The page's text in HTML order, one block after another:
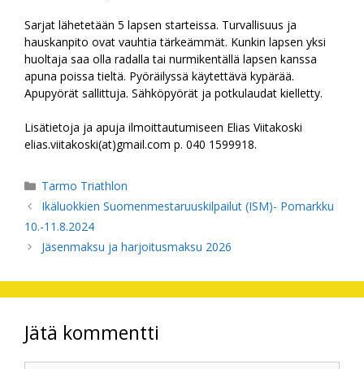
Sarjat lähetetään 5 lapsen starteissa. Turvallisuus ja
hauskanpito ovat vauhtia tärkeämmät. Kunkin lapsen yksi
huoltaja saa olla radalla tai nurmikentällä lapsen kanssa
apuna poissa tieltä. Pyöräilyssä käytettävä kypärää.
Apupyörät sallittuja. Sähköpyörät ja potkulaudat kielletty.
Lisätietoja ja apuja ilmoittautumiseen Elias Viitakoski
elias.viitakoski(at)gmail.com p. 040 1599918.
Kategoriat
Tarmo Triathlon
Ikäluokkien Suomenmestaruuskilpailut (ISM)- Pomarkku
10.-11.8.2024
Jäsenmaksu ja harjoitusmaksu 2026
Jätä kommentti